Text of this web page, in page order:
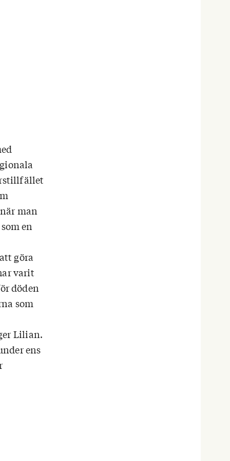
man
en
göra
varit
döden
som
Lilian.
ens